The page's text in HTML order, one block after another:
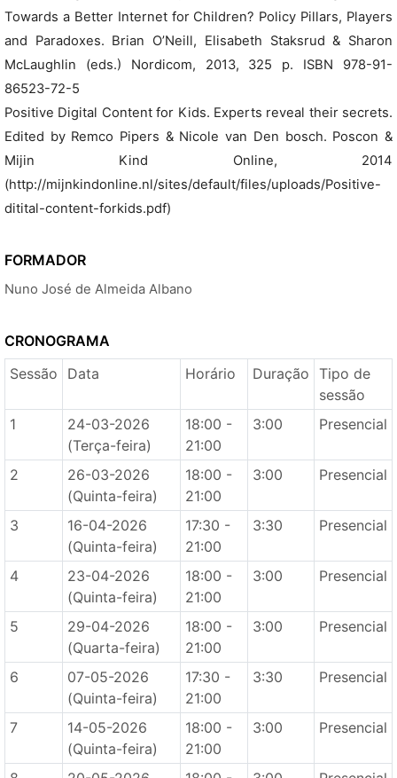
Towards a Better Internet for Children? Policy Pillars, Players
and Paradoxes. Brian O’Neill, Elisabeth Staksrud & Sharon
McLaughlin (eds.) Nordicom, 2013, 325 p. ISBN 978-91-
86523-72-5
Positive Digital Content for Kids. Experts reveal their secrets.
Edited by Remco Pipers & Nicole van Den bosch. Poscon &
Mijin Kind Online, 2014
(http://mijnkindonline.nl/sites/default/files/uploads/Positive-
ditital-content-forkids.pdf)
FORMADOR
Nuno José de Almeida Albano
CRONOGRAMA
Sessão
Data Horário Duração Tipo de
sessão
1
24-03-2026
(Terça-feira)
18:00 -
21:00
3:00 Presencial
2
26-03-2026
(Quinta-feira)
18:00 -
21:00
3:00 Presencial
3
16-04-2026
(Quinta-feira)
17:30 -
21:00
3:30 Presencial
4
23-04-2026
(Quinta-feira)
18:00 -
21:00
3:00 Presencial
5
29-04-2026
(Quarta-feira)
18:00 -
21:00
3:00 Presencial
6
07-05-2026
(Quinta-feira)
17:30 -
21:00
3:30 Presencial
7
14-05-2026
(Quinta-feira)
18:00 -
21:00
3:00 Presencial